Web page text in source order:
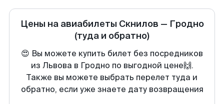
Цены на авиабилеты Скнилов — Гродно
(туда и обратно)
😍 Вы можете купить билет без посредников
из Львова в Гродно по выгодной цене🙌.
Также вы можете выбрать перелет туда и
обратно, если уже знаете дату возвращения